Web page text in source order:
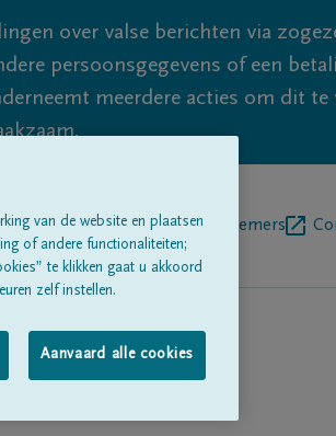
over valse berichten via
persoonsgegevens of een
meerdere acties om dit te
Over onsBegrafenisondernemers
van de website en plaatsen
of andere functionaliteiten;
te klikken gaat u akkoord
zelf instellen.
Aanvaard alle cookies